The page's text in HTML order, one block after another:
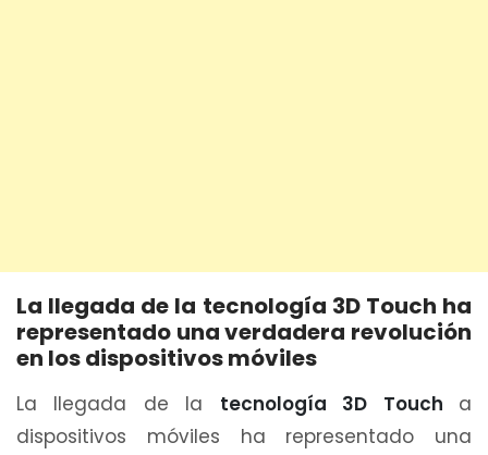
La llegada de la tecnología 3D Touch ha
representado una verdadera revolución
en los dispositivos móviles
La llegada de la tecnología 3D Touch a
dispositivos móviles ha representado una